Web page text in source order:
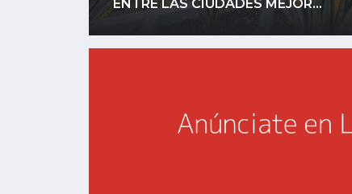
INCENDIO...